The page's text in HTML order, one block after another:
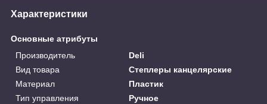
Характеристики
Основные атрибуты
Производитель
Deli
Вид товара
Степлеры канцелярские
Материал
Пластик
Тип управления
Ручное